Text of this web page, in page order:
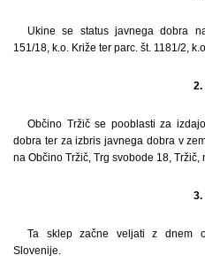
Ukine se status javnega dobra
151/18, k.o. Križe ter parc. št. 1181/2,
2.
Občino Tržič se pooblasti za
dobra ter za izbris javnega dobra v
na Občino Tržič, Trg svobode 18, Tržič,
3.
Ta sklep začne veljati z dnem
Slovenije.